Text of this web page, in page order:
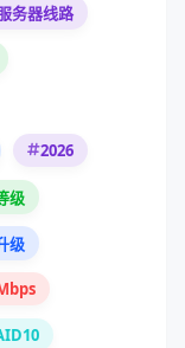
务器线路
2026
级
级